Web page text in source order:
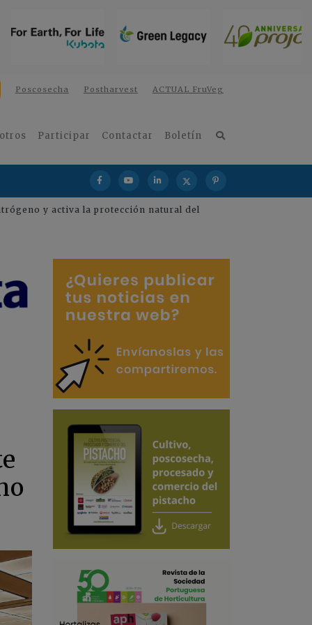
Poscosecha Postharvest ACTUAL FruVeg
Participar Contactar Boletín
y activa la protección natural del